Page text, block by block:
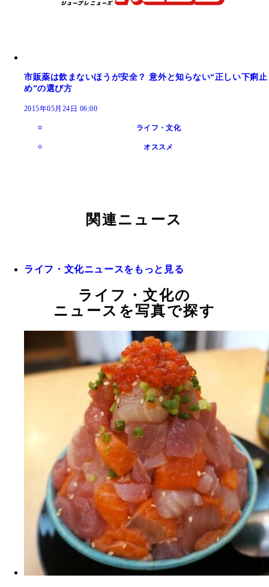
市販薬は飲まないほうが安全？ 意外と知らない“正しい下痢止
め”の選び方
2015年05月24日 06:00
ライフ・文化
オススメ
関連ニュース
ライフ・文化ニュースをもっと見る
ライフ・文化の
ニュースを写真で探す